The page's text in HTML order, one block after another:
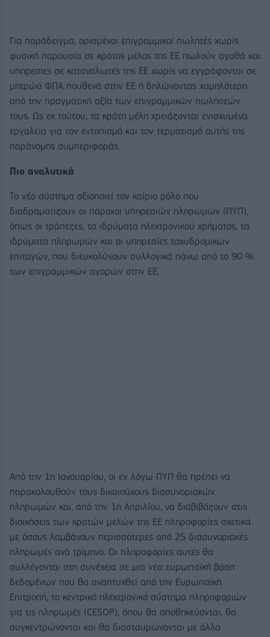
Για παράδειγμα, ορισμένοι επιγραμμικοί πωλητές χωρίς
φυσική παρουσία σε κράτος μέλος της ΕΕ πωλούν αγαθά και
υπηρεσίες σε καταναλωτές της ΕΕ χωρίς να εγγράφονται σε
μητρώο ΦΠΑ πουθενά στην ΕΕ ή δηλώνοντας χαμηλότερη
από την πραγματική αξία των επιγραμμικών πωλήσεών
τους. Ως εκ τούτου, τα κράτη μέλη χρειάζονται ενισχυμένα
εργαλεία για τον εντοπισμό και τον τερματισμό αυτής της
παράνομης συμπεριφοράς.
Πιο αναλυτικά
Το νέο σύστημα αξιοποιεί τον καίριο ρόλο που
διαδραματίζουν οι πάροχοι υπηρεσιών πληρωμών (ΠΥΠ),
όπως οι τράπεζες, τα ιδρύματα ηλεκτρονικού χρήματος, τα
ιδρύματα πληρωμών και οι υπηρεσίες ταχυδρομικών
επιταγών, που διευκολύνουν συλλογικά πάνω από το 90 %
των επιγραμμικών αγορών στην ΕΕ.
Από την 1η Ιανουαρίου, οι εν λόγω ΠΥΠ θα πρέπει να
παρακολουθούν τους δικαιούχους διασυνοριακών
πληρωμών και, από την 1η Απριλίου, να διαβιβάζουν στις
διοικήσεις των κρατών μελών της ΕΕ πληροφορίες σχετικά
με όσους λαμβάνουν περισσότερες από 25 διασυνοριακές
πληρωμές ανά τρίμηνο. Οι πληροφορίες αυτές θα
συλλέγονται στη συνέχεια σε μια νέα ευρωπαϊκή βάση
δεδομένων που θα αναπτυχθεί από την Ευρωπαϊκή
Επιτροπή, το κεντρικό ηλεκτρονικό σύστημα πληροφοριών
για τις πληρωμές (CESOP), όπου θα αποθηκεύονται, θα
συγκεντρώνονται και θα διασταυρώνονται με άλλα